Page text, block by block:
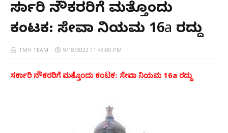
ಸರ್ಕಾರಿ ನೌಕರರಿಗೆ ಮತ್ತೊಂದು
ಕಂಟಕ: ಸೇವಾ ನಿಯಮ 16a ರದ್ದು
TMH TEAM 9/18/2022 11:43:00 PM
ಸರ್ಕಾರಿ ನೌಕರರಿಗೆ ಮತ್ತೊಂದು ಕಂಟಕ: ಸೇವಾ ನಿಯಮ 16a ರದ್ದು